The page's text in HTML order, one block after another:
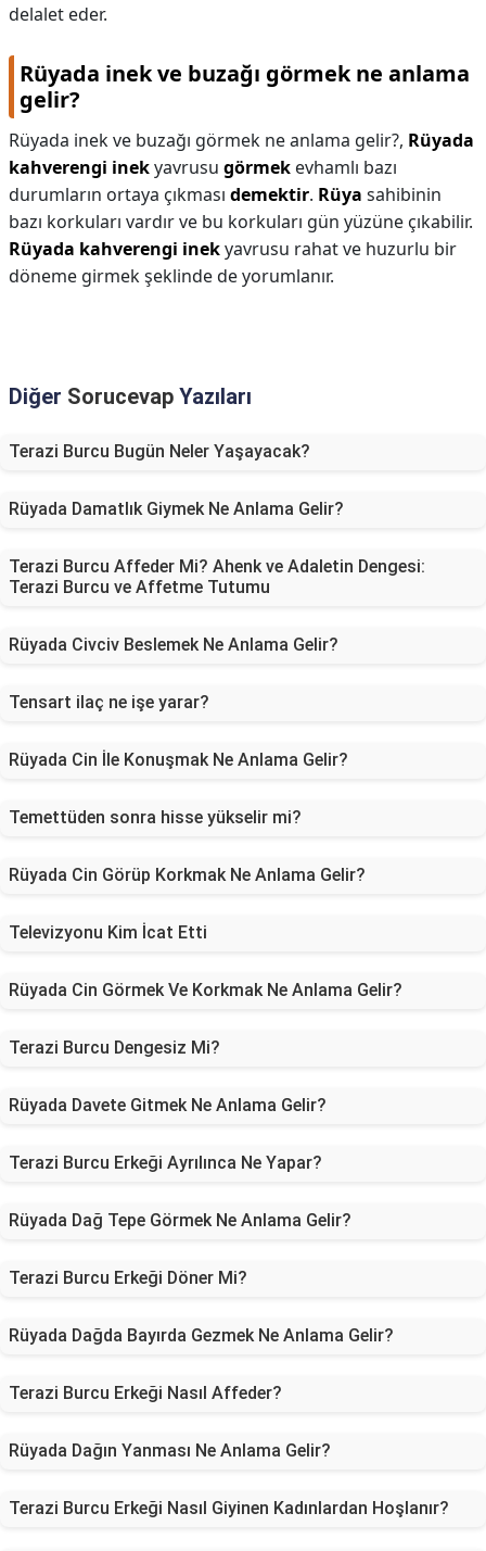
delalet eder.
Rüyada inek ve buzağı görmek ne anlama
gelir?
Rüyada inek ve buzağı görmek ne anlama gelir?, Rüyada
kahverengi inekyavrusu görmek evhamlı bazı
durumların ortaya çıkması demektir. Rüya sahibinin
bazı korkuları vardır ve bu korkuları gün yüzüne çıkabilir.
Rüyada kahverengi inekyavrusu rahat ve huzurlu bir
döneme girmek şeklinde de yorumlanır.
Diğer Sorucevap Yazıları
Terazi Burcu Bugün Neler Yaşayacak?
Rüyada Damatlık Giymek Ne Anlama Gelir?
Terazi Burcu Affeder Mi? Ahenk ve Adaletin Dengesi:
Terazi Burcu ve Affetme Tutumu
Rüyada Civciv Beslemek Ne Anlama Gelir?
Tensart ilaç ne işe yarar?
Rüyada Cin İle Konuşmak Ne Anlama Gelir?
Temettüden sonra hisse yükselir mi?
Rüyada Cin Görüp Korkmak Ne Anlama Gelir?
Televizyonu Kim İcat Etti
Rüyada Cin Görmek Ve Korkmak Ne Anlama Gelir?
Terazi Burcu Dengesiz Mi?
Rüyada Davete Gitmek Ne Anlama Gelir?
Terazi Burcu Erkeği Ayrılınca Ne Yapar?
Rüyada Dağ Tepe Görmek Ne Anlama Gelir?
Terazi Burcu Erkeği Döner Mi?
Rüyada Dağda Bayırda Gezmek Ne Anlama Gelir?
Terazi Burcu Erkeği Nasıl Affeder?
Rüyada Dağın Yanması Ne Anlama Gelir?
Terazi Burcu Erkeği Nasıl Giyinen Kadınlardan Hoşlanır?